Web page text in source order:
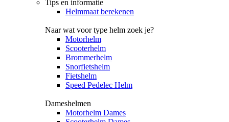
Tips en informatie
Helmmaat berekenen
Naar wat voor type helm zoek je?
Motorhelm
Scooterhelm
Brommerhelm
Snorfietshelm
Fietshelm
Speed Pedelec Helm
Dameshelmen
Motorhelm Dames